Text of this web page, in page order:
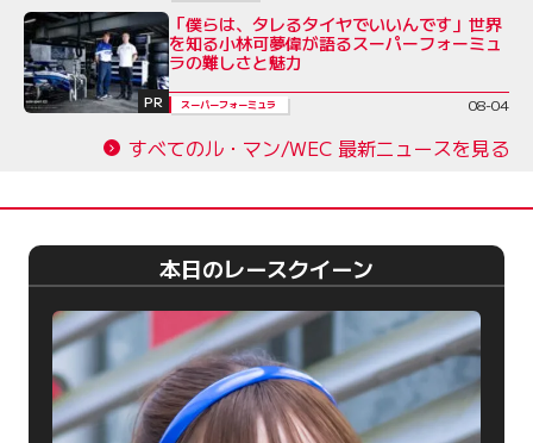
PR
「僕らは、タレるタイヤでいいんです」世界
を知る小林可夢偉が語るスーパーフォーミュ
ラの難しさと魅力
スーパーフォーミュラ 08-04
すべてのル・マン/WEC 最新ニュースを見る
本日のレースクイーン